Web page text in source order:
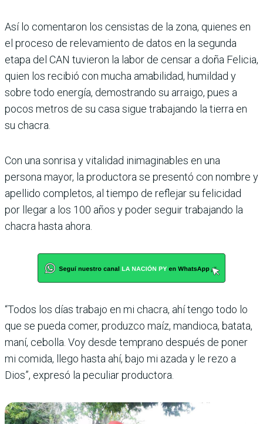
Así lo comentaron los censistas de la zona, quienes en
el proceso de relevamiento de datos en la segunda
etapa del CAN tuvieron la labor de censar a doña Felicia,
quien los recibió con mucha amabilidad, humildad y
sobre todo energía, demostrando su arraigo, pues a
pocos metros de su casa sigue trabajando la tierra en
su chacra.
Con una sonrisa y vitalidad inimaginables en una
persona mayor, la productora se presentó con nombre y
apellido completos, al tiempo de reflejar su felicidad
por llegar a los 100 años y poder seguir trabajando la
chacra hasta ahora.
“Todos los días trabajo en mi chacra, ahí tengo todo lo
que se pueda comer, produzco maíz, mandioca, batata,
maní, cebolla. Voy desde temprano después de poner
mi comida, llego hasta ahí, bajo mi azada y le rezo a
Dios”, expresó la peculiar productora.